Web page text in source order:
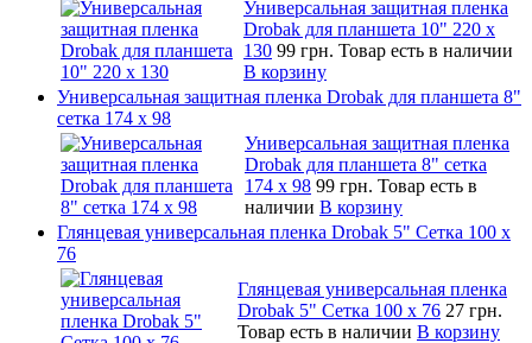
Универсальная защитная пленка
Drobak для планшета 10" 220 x
130 99 грн. Товар есть в наличии
В корзину
Универсальная защитная пленка Drobak для планшета 8"
сетка 174 x 98
Универсальная защитная пленка
Drobak для планшета 8" сетка
174 x 98 99 грн. Товар есть в
наличии В корзину
Глянцевая универсальная пленка Drobak 5" Сетка 100 x
76
Глянцевая универсальная пленка
Drobak 5" Сетка 100 x 76 27 грн.
Товар есть в наличии В корзину